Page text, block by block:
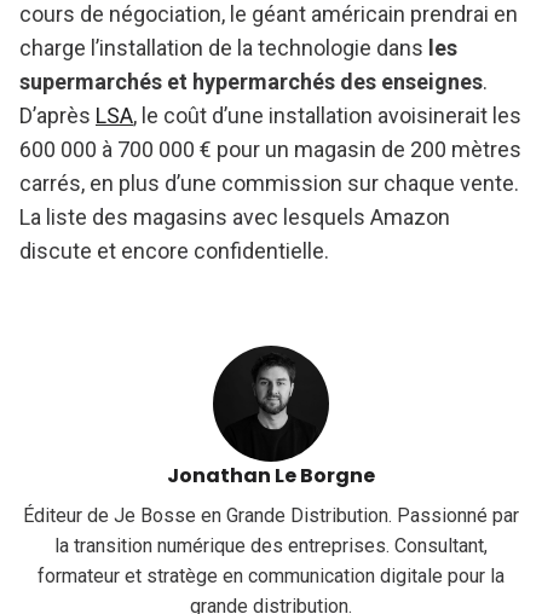
cours de négociation, le géant américain prendrai en
charge l’installation de la technologie dans les
supermarchés et hypermarchés des enseignes.
D’après LSA, le coût d’une installation avoisinerait les
600 000 à 700 000 € pour un magasin de 200 mètres
carrés, en plus d’une commission sur chaque vente.
La liste des magasins avec lesquels Amazon
discute et encore confidentielle.
Jonathan Le Borgne
Éditeur de Je Bosse en Grande Distribution. Passionné par
la transition numérique des entreprises. Consultant,
formateur et stratège en communication digitale pour la
grande distribution.